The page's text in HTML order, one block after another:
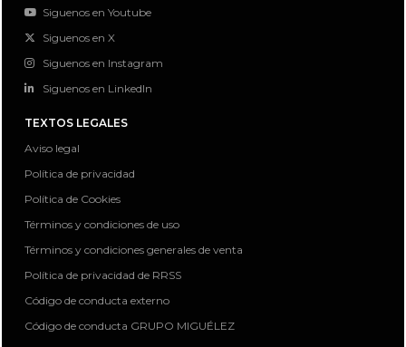
Siguenos en Youtube
Siguenos en X
Siguenos en Instagram
Siguenos en LinkedIn
TEXTOS LEGALES
Aviso legal
Política de privacidad
Política de Cookies
Términos y condiciones de uso
Términos y condiciones generales de venta
Política de privacidad de RRSS
Código de conducta externo
Código de conducta GRUPO MIGUÉLEZ